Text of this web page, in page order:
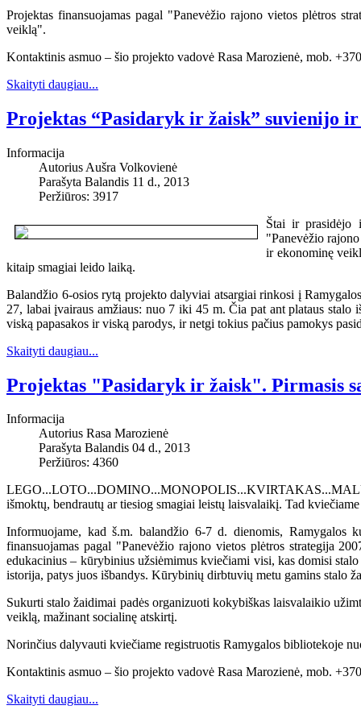
Projektas finansuojamas pagal "Panevėžio rajono vietos plėtros
veiklą".
Kontaktinis asmuo – šio projekto vadovė Rasa Marozienė, mob.
Skaityti daugiau...
Projektas “Pasidaryk ir žaisk” suvienijo
Informacija
Autorius Aušra Volkovienė
Parašyta Balandis 11 d., 2013
Peržiūros: 3917
Štai ir prasidėjo
"Panevėžio
ir ekonominę
kitaip smagiai leido laiką.
Balandžio 6-osios rytą projekto dalyviai atsargiai rinkosi į
27, labai įvairaus amžiaus: nuo 7 iki 45 m. Čia pat ant plataus
viską papasakos ir viską parodys, ir netgi tokius pačius pamokys
Skaityti daugiau...
Projektas "Pasidaryk ir žaisk". Pirmasis
Informacija
Autorius Rasa Marozienė
Parašyta Balandis 04 d., 2013
Peržiūros: 4360
išmoktų, bendrautų ar tiesiog smagiai leistų laisvalaikį. Tad
Informuojame, kad š.m. balandžio 6-7 d. dienomis, Ramygalos
finansuojamas pagal "Panevėžio rajono vietos plėtros strategija
edukacinius – kūrybinius užsiėmimus kviečiami visi, kas domisi
istorija, patys juos išbandys. Kūrybinių dirbtuvių metu gamins stalo
Sukurti stalo žaidimai padės organizuoti kokybiškas laisvalaikio
veiklą, mažinant socialinę atskirtį.
Norinčius dalyvauti kviečiame registruotis Ramygalos bibliotekoje
Kontaktinis asmuo – šio projekto vadovė Rasa Marozienė, mob.
Skaityti daugiau...